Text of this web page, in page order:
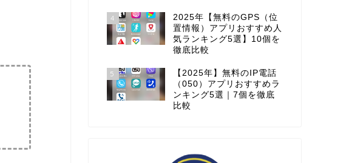
4
2025年【無料のGPS（位
置情報）アプリおすすめ人
気ランキング5選】10個を
徹底比較
5
【2025年】無料のIP電話
（050）アプリおすすめラ
ンキング5選｜7個を徹底
比較